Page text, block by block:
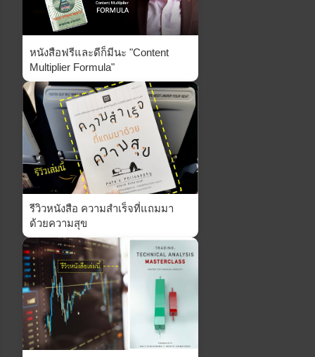
หนังสือฟรีและดีก็มีนะ "Content
Multiplier Formula"
รีวิวหนังสือ ความสำเร็จที่แถมมา
ด้วยความสุข